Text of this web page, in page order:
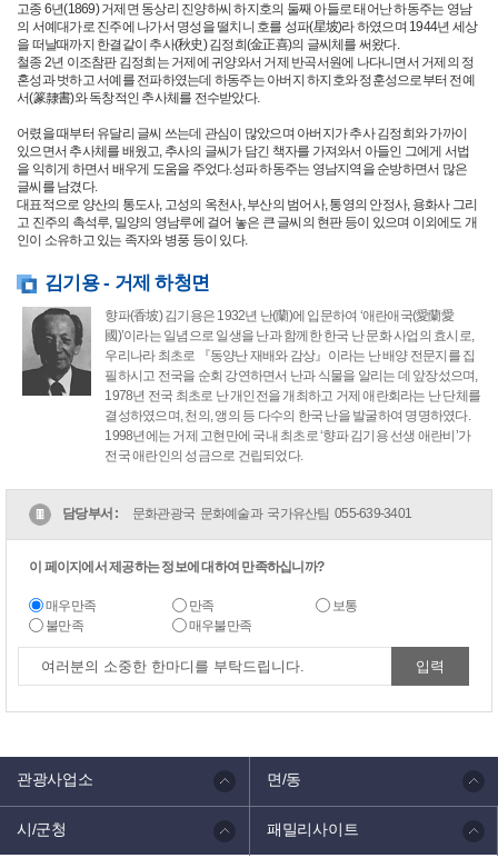
고종 6년(1869) 거제면 동상리 진양하씨 하지호의 둘째 아들로 태어난 하동주는 영남
의 서예대가로 진주에 나가서 명성을 떨치니 호를 성파(星坡)라 하였으며 1944년 세상
을 떠날때까지 한결같이 추사(秋史) 김정희(金正喜)의 글씨체를 써왔다.
철종 2년 이조참판 김정희는 거제에 귀양와서 거제 반곡서원에 나다니면서 거제의 정
혼성과 벗하고 서예를 전파하였는데 하동주는 아버지 하지호와 정훈성으로부터 전예
서(篆隸書)와 독창적인 추사체를 전수받았다.
어렸을 때부터 유달리 글씨 쓰는데 관심이 많았으며 아버지가 추사 김정희와 가까이
있으면서 추사체를 배웠고, 추사의 글씨가 담긴 책자를 가져와서 아들인 그에게 서법
을 익히게 하면서 배우게 도움을 주었다.성파 하동주는 영남지역을 순방하면서 많은
글씨를 남겼다.
대표적으로 양산의 통도사, 고성의 옥천사, 부산의 범어사, 통영의 안정사, 용화사 그리
고 진주의 촉석루, 밀양의 영남루에 걸어 놓은 큰 글씨의 현판 등이 있으며 이외에도 개
인이 소유하고 있는 족자와 병풍 등이 있다.
김기용 - 거제 하청면
향파(香坡) 김기용은 1932년 난(蘭)에 입문하여 ‘애란애국(愛蘭愛
國)’이라는 일념으로 일생을 난과 함께한 한국 난 문화 사업의 효시로,
우리나라 최초로 『동양난 재배와 감상』이라는 난 배양 전문지를 집
필하시고 전국을 순회 강연하면서 난과 식물을 알리는 데 앞장섰으며,
1978년 전국 최초로 난 개인전을 개최하고 거제 애란회라는 난 단체를
결성하였으며, 천의, 앵의 등 다수의 한국 난을 발굴하여 명명하였다.
1998년에는 거제 고현만에 국내 최초로 ‘향파 김기용 선생 애란비’가
전국 애란인의 성금으로 건립되었다.
담당부서 : 문화관광국 문화예술과 국가유산팀 055-639-3401
이 페이지에서 제공하는 정보에 대하여 만족하십니까?
매우만족 만족
보통
불만족
매우불만족
관광사업소 면/동
시/군청 패밀리사이트